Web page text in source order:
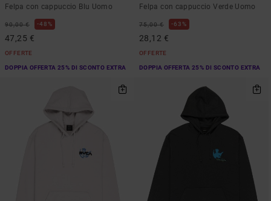
Felpa con cappuccio Blu Uomo
90,00 € 48%
47,25 €
OFFERTE
DOPPIA OFFERTA 25% DI SCONTO EXTRA
Felpa con cappuccio Verde Uomo
75,00 € 63%
28,12 €
OFFERTE
DOPPIA OFFERTA 25% DI SCONTO EXTRA